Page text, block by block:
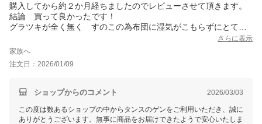
購入してから約２か月経ちましたのでレビューさせて頂きます。
結論 買って良かったです！
グラツキが全く無く すのこの為布団に湿気がこもらずにとても
快適。最初は一番高くしていました。下に物が置けて良かったの
ですが、なんとなく部屋の形状から合わなかったので一段低くし
ました。
ばっちりです！猫はほふく前進で探検してますが。
適だそうです。
にやってもらうのが良いかと思います。
さらに表示
家族へ
注文日：2026/01/09
ショップからのコメント 2026/03/03
この度は数あるショップの中からタンスのゲンをご利用いただき、誠に
ありがとうございます。無事に商品をお届けできたようで安心いたしま